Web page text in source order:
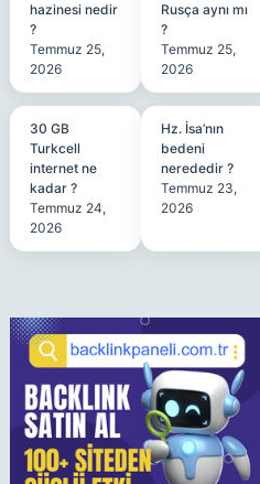
hazinesi nedir
?
Temmuz 25,
2026
Rusça aynı mı
?
Temmuz 25,
2026
30 GB
Turkcell
internet ne
kadar ?
Temmuz 24,
2026
Hz. İsa’nın
bedeni
nerededir ?
Temmuz 23,
2026